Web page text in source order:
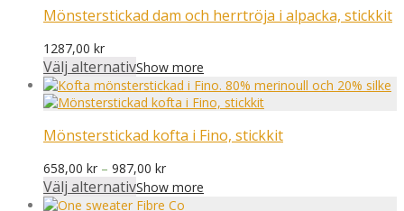
Mönsterstickad dam och herrtröja i alpacka, stickkit
1287,00 kr
Välj alternativShow more
Mönsterstickad kofta i Fino, stickkit
658,00 kr – 987,00 krPrisintervall:
658,00 kr
till
Välj alternativShow more